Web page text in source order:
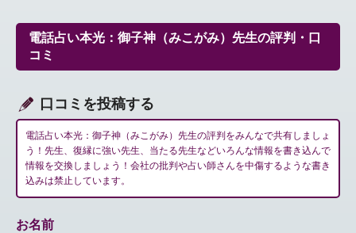
ー
シ
電話占い本光：御子神（みこがみ）先生の評判・口
コミ
口コミを投稿する
電話占い本光：御子神（みこがみ）先生の評判をみんなで共有しましょ
う！先生、復縁に強い先生、当たる先生などいろんな情報を書き込んで
情報を交換しましょう！会社の批判や占い師さんを中傷するような書き
込みは禁止しています。
お名前